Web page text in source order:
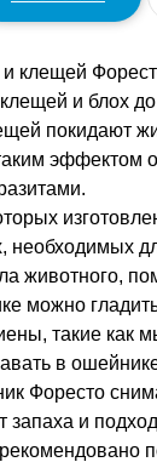
клещей
клещей и блох
покидают
эффектом
необходимых
животного,
можно
такие как
в
Форесто
запаха и